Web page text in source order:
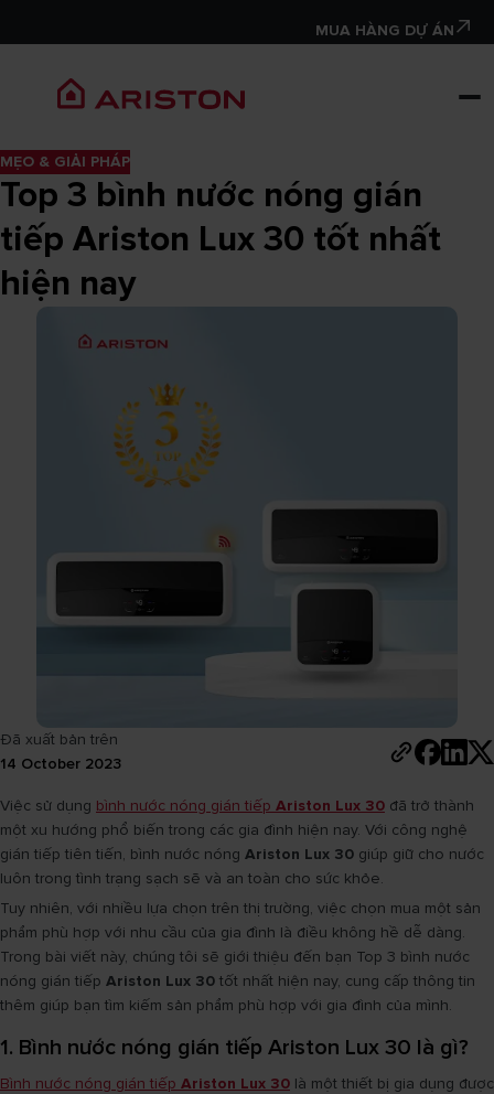
MUA HÀNG DỰ ÁN
MẸO & GIẢI PHÁP
Top 3 bình nước nóng gián
tiếp Ariston Lux 30 tốt nhất
hiện nay
Đã xuất bản trên
14 October 2023
Việc sử dụng bình nước nóng gián tiếp Ariston Lux 30 đã trở thành
một xu hướng phổ biến trong các gia đình hiện nay. Với công nghệ
gián tiếp tiên tiến, bình nước nóng Ariston Lux 30 giúp giữ cho nước
luôn trong tình trạng sạch sẽ và an toàn cho sức khỏe.
Tuy nhiên, với nhiều lựa chọn trên thị trường, việc chọn mua một sản
phẩm phù hợp với nhu cầu của gia đình là điều không hề dễ dàng.
Trong bài viết này, chúng tôi sẽ giới thiệu đến bạn Top 3 bình nước
nóng gián tiếp Ariston Lux 30 tốt nhất hiện nay, cung cấp thông tin
thêm giúp bạn tìm kiếm sản phẩm phù hợp với gia đình của mình.
1. Bình nước nóng gián tiếp Ariston Lux 30 là gì?
Bình nước nóng gián tiếp Ariston Lux 30 là một thiết bị gia dụng được